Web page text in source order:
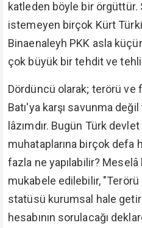
katleden böyle bir örgüttür.
istemeyen birçok Kürt
Binaenaleyh PKK asla
çok büyük bir tehdit ve
Dördüncü olarak; terörü
Batı'ya karşı savunma
lâzımdır. Bugün Türk
muhataplarına birçok defa
fazla ne yapılabilir?
mukabele edilebilir,
statüsü kurumsal hale
hesabının sorulacağı